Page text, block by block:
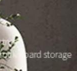
丸いテ
ニン